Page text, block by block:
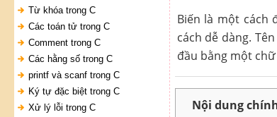
Từ khóa trong C
Các toán tử trong C
Comment trong C
Các hằng số trong C
printf và scanf trong C
Ký tự đặc biệt trong C
Xử lý lỗi trong C
Biến là một cách
cách dễ dàng.
đầu bằng một
Nội dung